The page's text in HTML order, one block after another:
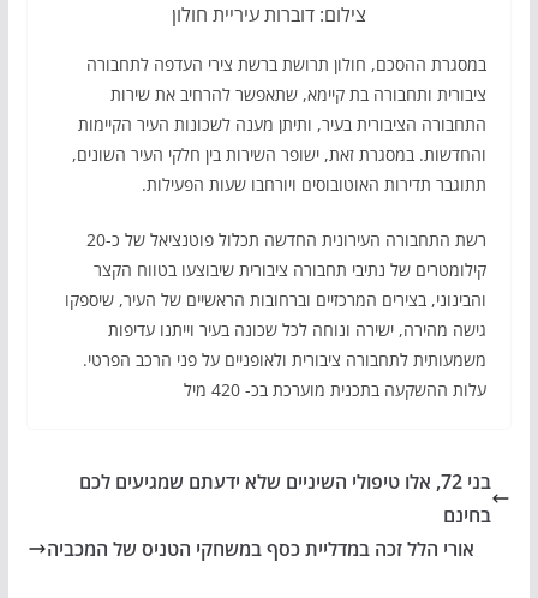
צילום: דוברות עיריית חולון
במסגרת ההסכם, חולון תרושת ברשת צירי העדפה לתחבורה
ציבורית ותחבורה בת קיימא, שתאפשר להרחיב את שירות
התחבורה הציבורית בעיר, ותיתן מענה לשכונות העיר הקיימות
והחדשות. במסגרת זאת, ישופר השירות בין חלקי העיר השונים,
תתוגבר תדירות האוטובוסים ויורחבו שעות הפעילות.
רשת התחבורה העירונית החדשה תכלול פוטנציאל של כ-20
קילומטרים של נתיבי תחבורה ציבורית שיבוצעו בטווח הקצר
והבינוני, בצירים המרכזיים וברחובות הראשיים של העיר, שיספקו
גישה מהירה, ישירה ונוחה לכל שכונה בעיר וייתנו עדיפות
משמעותית לתחבורה ציבורית ולאופניים על פני הרכב הפרטי.
עלות ההשקעה בתכנית מוערכת בכ- 420 מיל
בני 72, אלו טיפולי השיניים שלא ידעתם שמגיעים לכם
בחינם
אורי הלל זכה במדליית כסף במשחקי הטניס של המכביה